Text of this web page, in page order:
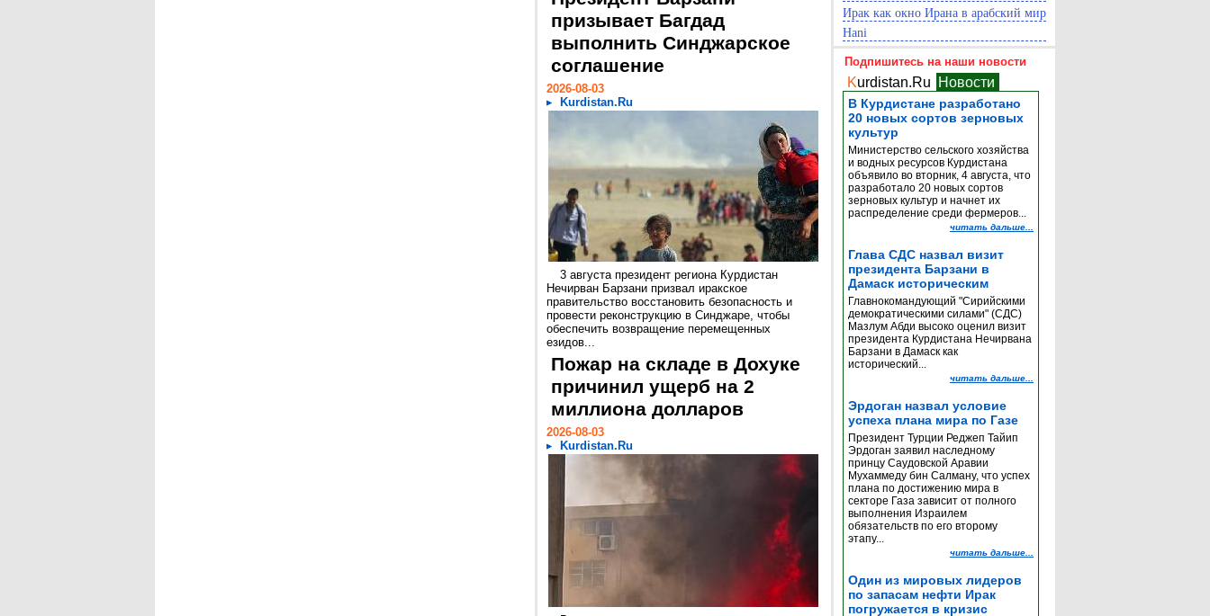
призывает Багдад
выполнить Синджарское
соглашение
2026-08-03
Kurdistan.Ru
3 августа президент региона Курдистан
Нечирван Барзани призвал иракское
правительство восстановить безопасность и
провести реконструкцию в Синджаре, чтобы
обеспечить возвращение перемещенных
езидов...
Пожар на складе в Дохуке
причинил ущерб на 2
миллиона долларов
2026-08-03
Kurdistan.Ru
Ирак как окно Ирана в арабский мир
Hani
Подпишитесь на наши новости
Kurdistan.Ru Новости
В Курдистане разработано
20 новых сортов зерновых
культур
Министерство сельского хозяйства
и водных ресурсов Курдистана
объявило во вторник, 4 августа, что
разработало 20 новых сортов
зерновых культур и начнет их
распределение среди фермеров...
читать дальше...
Глава СДС назвал визит
президента Барзани в
Дамаск историческим
Главнокомандующий "Сирийскими
демократическими силами" (СДС)
Мазлум Абди высоко оценил визит
президента Курдистана Нечирвана
Барзани в Дамаск как
исторический...
читать дальше...
Эрдоган назвал условие
успеха плана мира по Газе
Президент Турции Реджеп Тайип
Эрдоган заявил наследному
принцу Саудовской Аравии
Мухаммеду бин Салману, что успех
плана по достижению мира в
секторе Газа зависит от полного
выполнения Израилем
обязательств по его второму
этапу...
читать дальше...
Один из мировых лидеров
по запасам нефти Ирак
погружается в кризис